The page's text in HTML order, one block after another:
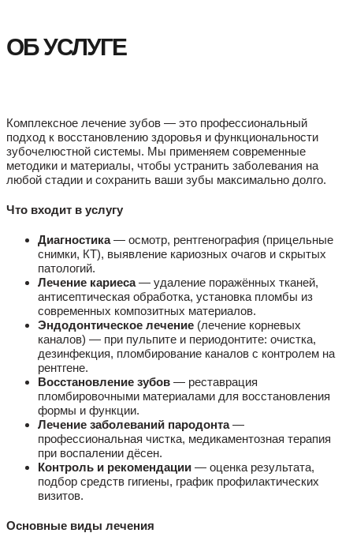
ОБ УСЛУГЕ
Комплексное лечение зубов — это профессиональный
подход к восстановлению здоровья и функциональности
зубочелюстной системы. Мы применяем современные
методики и материалы, чтобы устранить заболевания на
любой стадии и сохранить ваши зубы максимально долго.
Что входит в услугу
Диагностика— осмотр, рентгенография (прицельные
снимки, КТ), выявление кариозных очагов и скрытых
патологий.
Лечение кариеса— удаление поражённых тканей,
антисептическая обработка, установка пломбы из
современных композитных материалов.
Эндодонтическое лечение (лечение корневых
каналов) — при пульпите и периодонтите: очистка,
дезинфекция, пломбирование каналов с контролем на
рентгене.
Восстановление зубов — реставрация
пломбировочными материалами для восстановления
формы и функции.
Лечение заболеваний пародонта—
профессиональная чистка, медикаментозная терапия
при воспалении дёсен.
Контроль и рекомендации — оценка результата,
подбор средств гигиены, график профилактических
визитов.
Основные виды лечения